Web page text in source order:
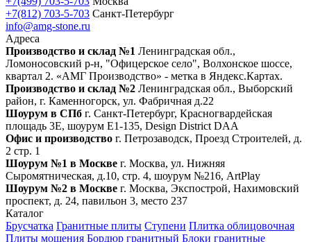
+7(812) 703-5-703 Санкт-Петербург
info@amg-stone.ru
Адреса
Производство и склад №1 Ленинградская обл.,
Ломоносовский р-н, "Офицерское село", Волхонское шоссе,
квартал 2. «АМГ Производство» - метка в Яндекс.Картах.
Производство и склад №2 Ленинградская обл., Выборский
район, г. Каменногорск, ул. Фабричная д.22
Шоурум в СПб г. Санкт‑Петербург, Красногвардейская
площадь 3Е, шоурум Е1-135, Design District DAA
Офис и производство г. Петрозаводск, Проезд Строителей, д.
2 стр. 1
Шоурум №1 в Москве г. Москва, ул. Нижняя
Сыромятническая, д.10, стр. 4, шоурум №216, ArtPlay
Шоурум №2 в Москве г. Москва, Экспострой, Нахимовский
проспект, д. 24, павильон 3, место 237
Каталог
Брусчатка Гранитные плиты Ступени Плитка облицовочная
Плиты мощения Бордюр гранитный Блоки гранитные